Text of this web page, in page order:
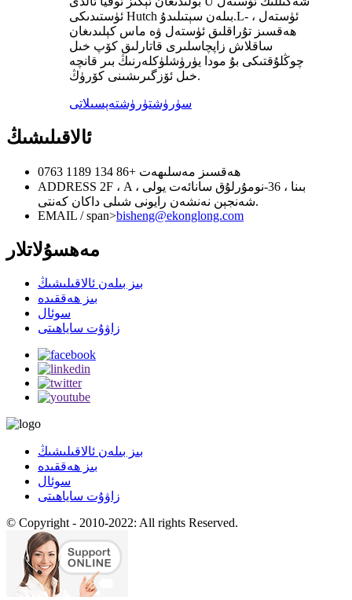
ئۈستىدىكى Hutch بىلەن سېتىلىدۇ.L- ئۈستەل ،
ھەقسىز تۇراقلىق ئۈستەل ۋە ماس كېلىدىغان
ساقلاش زاپچاسلىرى قاتارلىق كۆپ خىل
چوڭلۇقتىكى بۇ مودا يۈرۈشلۈكلەرنىڭ بىر قانچە
خىل ئۆزگىرىشىنى كۆرۈڭ.
سۈرۈشتۈرۈشتەپسىلاتى
ئالاقىلىشىڭ
ھەقسىز مەسلىھەت +86 134 1189 0763
ADDRESS 2F ، A بىنا ، 36-نومۇرلۇق سانائەت يولى ،
شەنجېن نەنشەن رايونى شىلى داكان كەنتى.
EMAIL / span>bisheng@ekonglong.com
مەھسۇلاتلار
بىز بىلەن ئالاقىلىشىڭ
بىز ھەققىدە
سوئال
زاۋۇت ساياھىتى
بىز بىلەن ئالاقىلىشىڭ
بىز ھەققىدە
سوئال
زاۋۇت ساياھىتى
© Copyright - 2010-2022: All rights Reserved.